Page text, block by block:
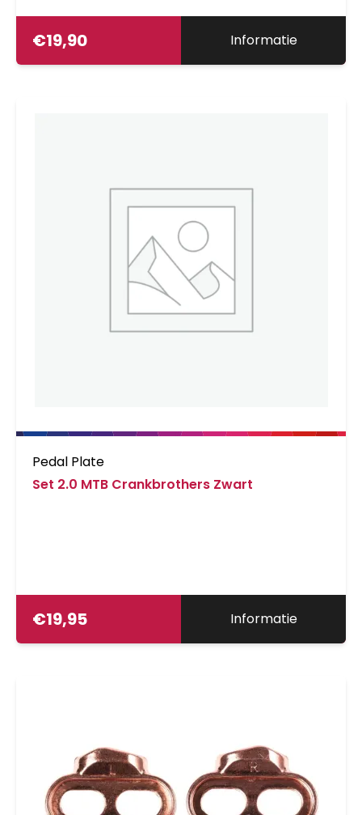
€19,90 Informatie
Pedal Plate
Set 2.0 MTB Crankbrothers Zwart
€19,95 Informatie